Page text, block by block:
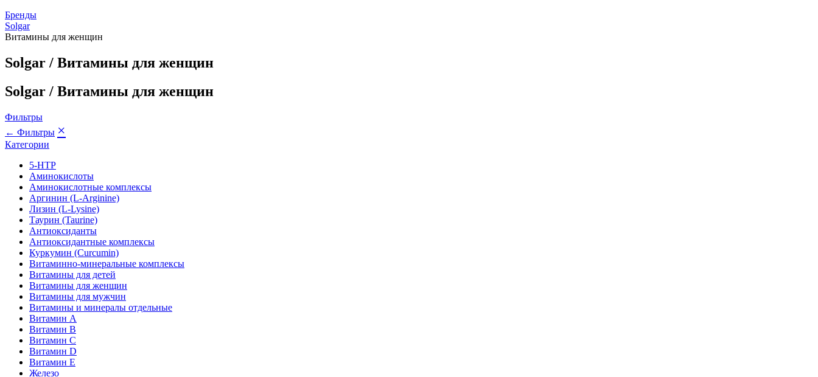
Бренды
Solgar
Витамины для женщин
Solgar / Витамины для женщин
Solgar / Витамины для женщин
Фильтры
← Фильтры ×
Категории
5-HTP
Аминокислоты
Аминокислотные комплексы
Аргинин (L-Arginine)
Лизин (L-Lysine)
Таурин (Taurine)
Антиоксиданты
Антиоксидантные комплексы
Куркумин (Curcumin)
Витаминно-минеральные комплексы
Витамины для детей
Витамины для женщин
Витамины для мужчин
Витамины и минералы отдельные
Витамин A
Витамин B
Витамин C
Витамин D
Витамин E
Железо